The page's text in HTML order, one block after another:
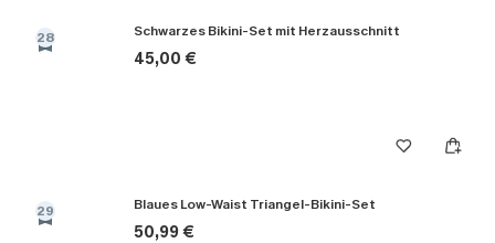
28 Schwarzes Bikini-Set mit Herzausschnitt
45,00 €
29 Blaues Low-Waist Triangel-Bikini-Set
50,99 €